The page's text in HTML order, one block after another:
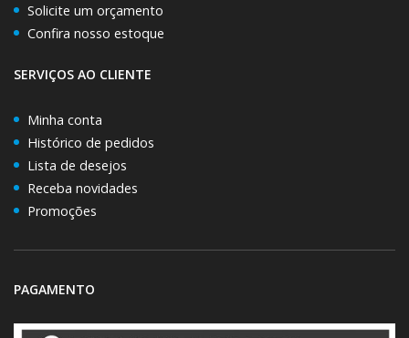
Solicite um orçamento
Confira nosso estoque
SERVIÇOS AO CLIENTE
Minha conta
Histórico de pedidos
Lista de desejos
Receba novidades
Promoções
PAGAMENTO